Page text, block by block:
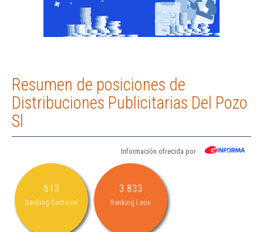
Resumen de posiciones de
Distribuciones Publicitarias Del Pozo
Sl
Información ofrecida por
613
Ranking Sectorial
3.833
Ranking León